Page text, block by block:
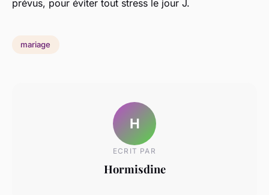
prévus, pour éviter tout stress le jour J.
mariage
H
ECRIT PAR
Hormisdine